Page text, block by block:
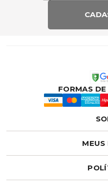
FORMAS
MEUS